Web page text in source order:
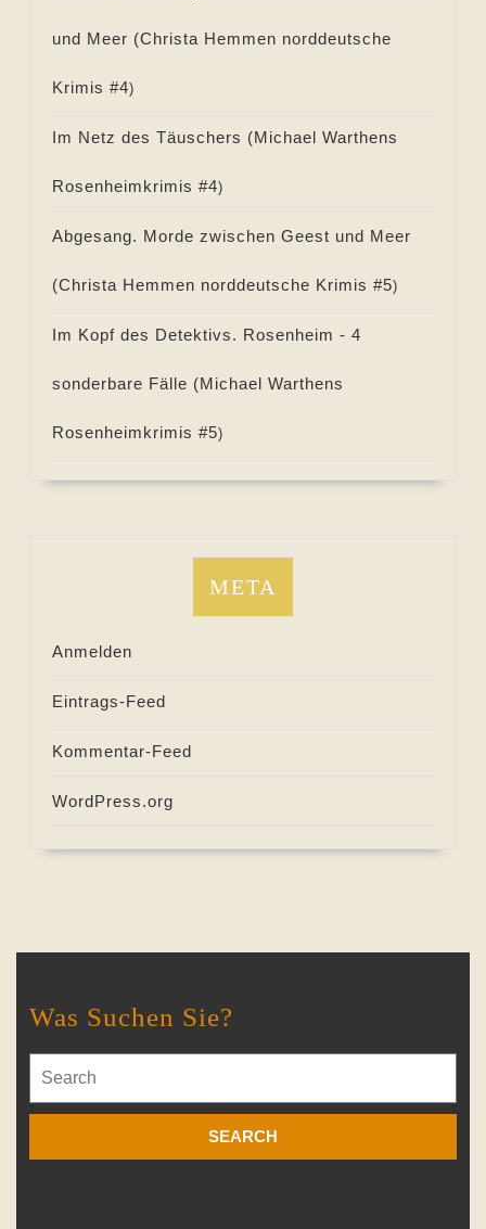
und Meer (Christa Hemmen norddeutsche
Krimis #4)
Im Netz des Täuschers (Michael Warthens
Rosenheimkrimis #4)
Abgesang. Morde zwischen Geest und Meer
(Christa Hemmen norddeutsche Krimis #5)
Im Kopf des Detektivs. Rosenheim - 4
sonderbare Fälle (Michael Warthens
Rosenheimkrimis #5)
META
Anmelden
Eintrags-Feed
Kommentar-Feed
WordPress.org
Was Suchen Sie?
for: